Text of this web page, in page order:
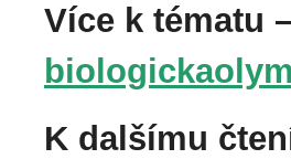
Více k tématu
K dalšímu